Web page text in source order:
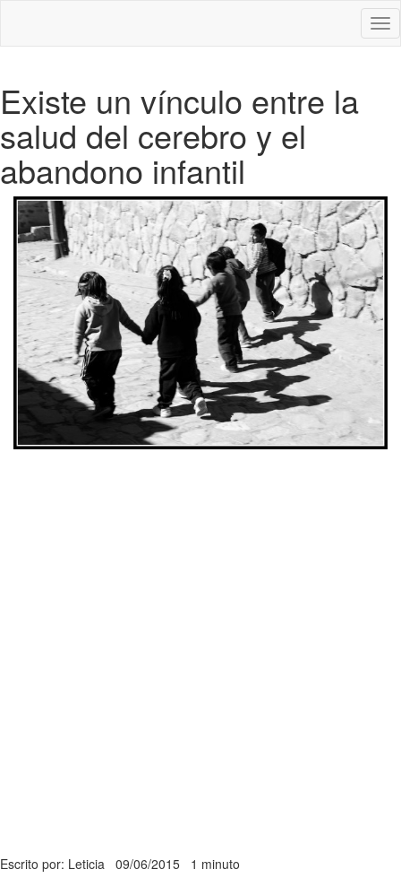
Existe un vínculo entre la
salud del cerebro y el
abandono infantil
Escrito por: Leticia 09/06/2015 1 minuto